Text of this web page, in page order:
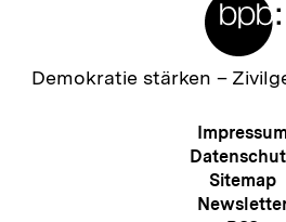
Zur
Demokratie stärken –
Meta-
Impressum
Sitemap